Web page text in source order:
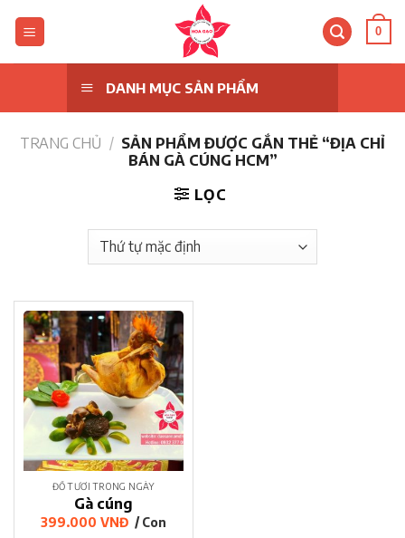
0
DANH MỤC SẢN PHẨM
TRANG CHỦ / SẢN PHẨM ĐƯỢC GẮN THẺ “ĐỊA CHỈ
BÁN GÀ CÚNG HCM”
LỌC
ĐỒ TƯƠI TRONG NGÀY
Gà cúng
399.000 VNĐ / Con